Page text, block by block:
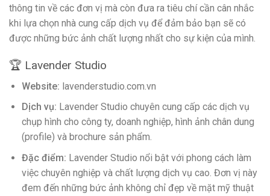
thông tin về các đơn vị mà còn đưa ra tiêu chí cần cân nhắc
khi lựa chọn nhà cung cấp dịch vụ để đảm bảo bạn sẽ có
được những bức ảnh chất lượng nhất cho sự kiện của mình.
🏆 Lavender Studio
Website: lavenderstudio.com.vn
Dịch vụ: Lavender Studio chuyên cung cấp các dịch vụ
chụp hình cho công ty, doanh nghiệp, hình ảnh chân dung
(profile) và brochure sản phẩm.
Đặc điểm: Lavender Studio nổi bật với phong cách làm
việc chuyên nghiệp và chất lượng dịch vụ cao. Đơn vị này
đem đến những bức ảnh không chỉ đẹp về mặt mỹ thuật